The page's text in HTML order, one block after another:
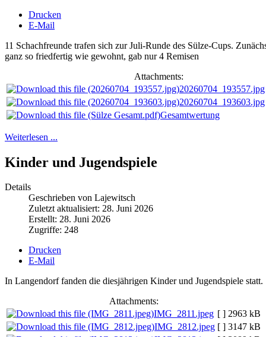
Drucken
E-Mail
11 Schachfreunde trafen sich zur Juli-Runde des Sülze-Cups.
ganz so friedfertig wie gewohnt, gab nur 4 Remisen
Attachments:
20260704_193557.jpg
20260704_193603.jpg
Gesamtwertung
Weiterlesen ...
Kinder und Jugendspiele
Details
Geschrieben von Lajewitsch
Zuletzt aktualisiert: 28. Juni 2026
Erstellt: 28. Juni 2026
Zugriffe: 248
Drucken
E-Mail
In Langendorf fanden die diesjährigen Kinder und Jugendspiele statt.
Attachments:
IMG_2811.jpeg [ ] 2963 kB
IMG_2812.jpeg [ ] 3147 kB